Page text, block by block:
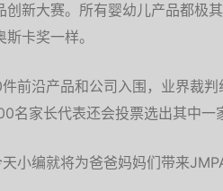
创新大赛。所有婴幼儿产品都极
卡奖一样。
前沿产品和公司入围，业界裁
名家长代表还会投票选出其中一
小编就将为爸爸妈妈们带来